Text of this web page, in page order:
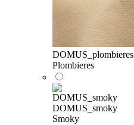
DOMUS_plombieres
Plombieres
DOMUS_smoky
Smoky